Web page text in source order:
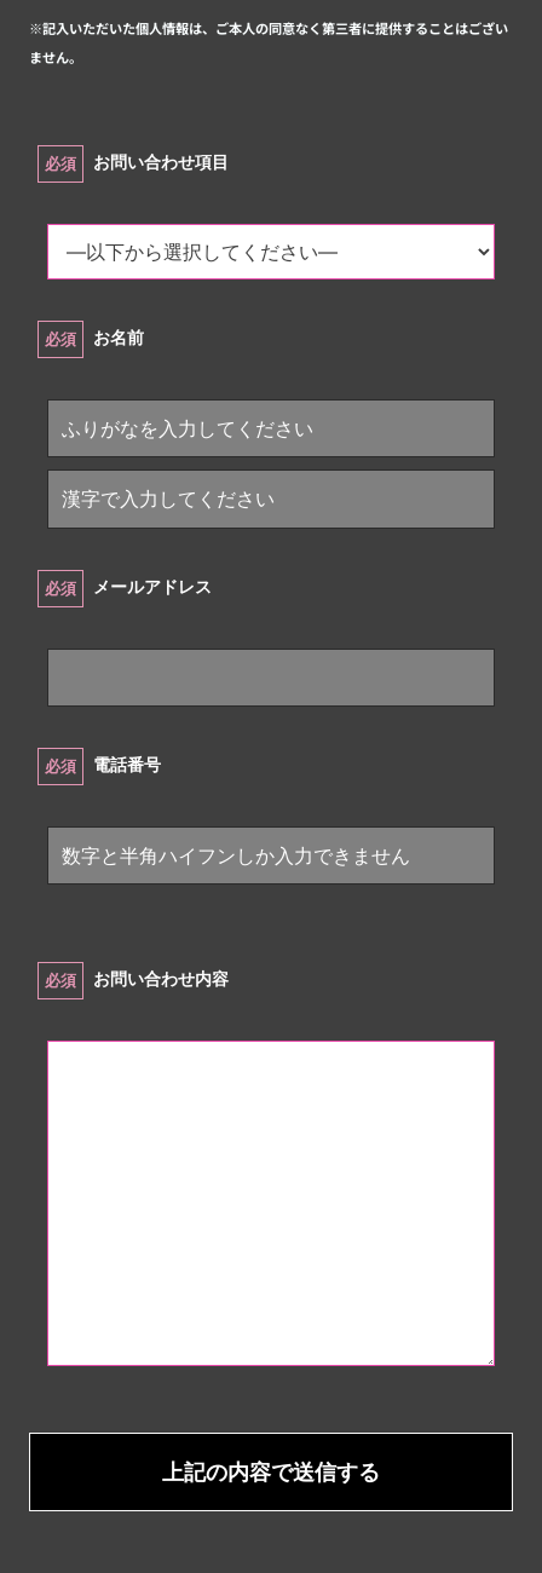
※記入いただいた個人情報は、ご本人の同意なく第三者に提供することはござい
ません。
必須 お問い合わせ項目
必須 お名前
必須 メールアドレス
必須 電話番号
必須 お問い合わせ内容